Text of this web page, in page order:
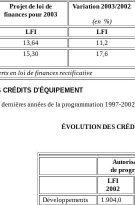
Projet de loi de
finances pour 2003
Variation 2003/2002
(en %)
LFI
LFI
13,64
11,2
15,30 17,6
en loi de finances rectificative
D'ÉQUIPEMENT
années de la programmation 1997-
ÉVOLUTION DES
de
LFI
2002
Développements 1.904,0